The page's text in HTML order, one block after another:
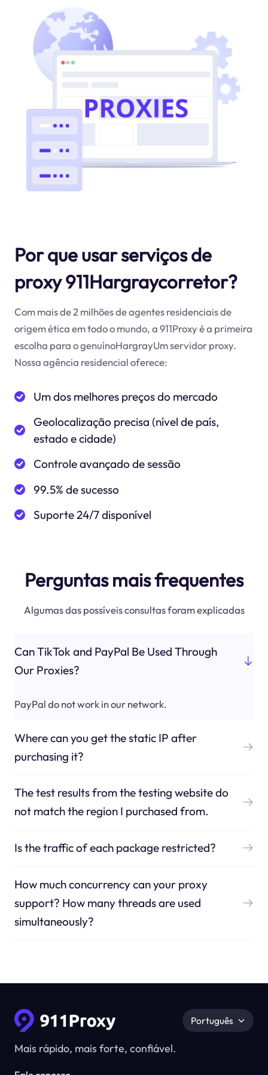
Por que usar serviços de
proxy 911Hargraycorretor?
Com mais de 2 milhões de agentes residenciais de
origem ética em todo o mundo, a 911Proxy é a primeira
escolha para o genuínoHargrayUm servidor proxy.
Nossa agência residencial oferece:
Um dos melhores preços do mercado
Geolocalização precisa (nível de país,
estado e cidade)
Controle avançado de sessão
99.5% de sucesso
Suporte 24/7 disponível
Perguntas mais frequentes
Algumas das possíveis consultas foram explicadas
Can TikTok and PayPal Be Used Through
Our Proxies?
PayPal do not work in our network.
Where can you get the static IP after
purchasing it?
The test results from the testing website do
not match the region I purchased from.
Is the traffic of each package restricted?
How much concurrency can your proxy
support? How many threads are used
simultaneously?
Mais rápido, mais forte, confiável.
Português